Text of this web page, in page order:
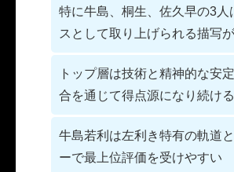
特に牛島、桐生、佐久早の3人
スとして取り上げられる描写
トップ層は技術と精神的な安
合を通じて得点源になり続ける
牛島若利は左利き特有の軌道
ーで最上位評価を受けやすい